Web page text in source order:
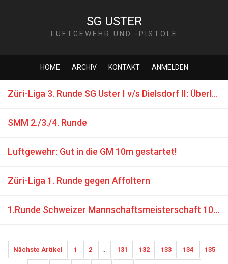
SG USTER
LUFTGEWEHR UND -PISTOLE
HOME ARCHIV KONTAKT ANMELDEN
Züri-Liga 3. Runde SG Uster I v/s Dielsdorf II: Überlegener Sieg mit neuem Vereinsrekord
SMM 2./3./4. Runde
Luftgewehr: Gut in die GM 10m gestartet!
Züri-Liga 1. Runde gegen Affoltern
1.Runde Schweizer Mannschaftsmeisterschaft 10m
Nächste Artikel 1 2 ... 131 132 133 134 135